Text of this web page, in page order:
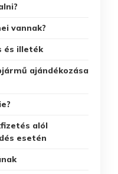
vannak?
és illeték
ajándékozása
alól
esetén